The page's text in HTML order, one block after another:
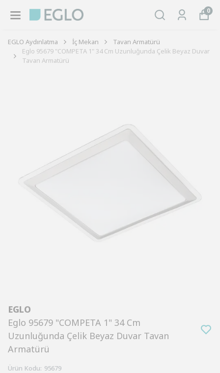
0
EGLO Aydınlatma İç Mekan
Tavan Armatürü
Eglo 95679 "COMPETA 1" 34 Cm Uzunluğunda Çelik Beyaz Duvar
Tavan Armatürü
EGLO
Eglo 95679 "COMPETA 1" 34 Cm
Uzunluğunda Çelik Beyaz Duvar Tavan
Armatürü
Ürün Kodu: 95679